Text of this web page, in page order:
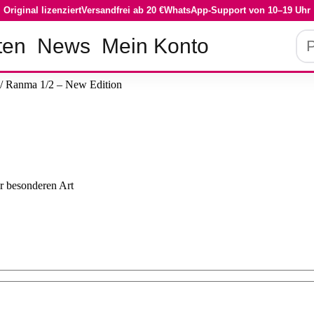
Original lizenziertVersandfrei ab 20 €WhatsApp-Support von 10–19 Uhr
News Mein Konto
Ranma 1/2 – New Edition
besonderen Art